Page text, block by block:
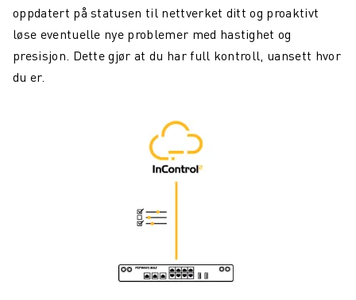
oppdatert på statusen til nettverket ditt og proaktivt
løse eventuelle nye problemer med hastighet og
presisjon. Dette gjør at du har full kontroll, uansett hvor
du er.